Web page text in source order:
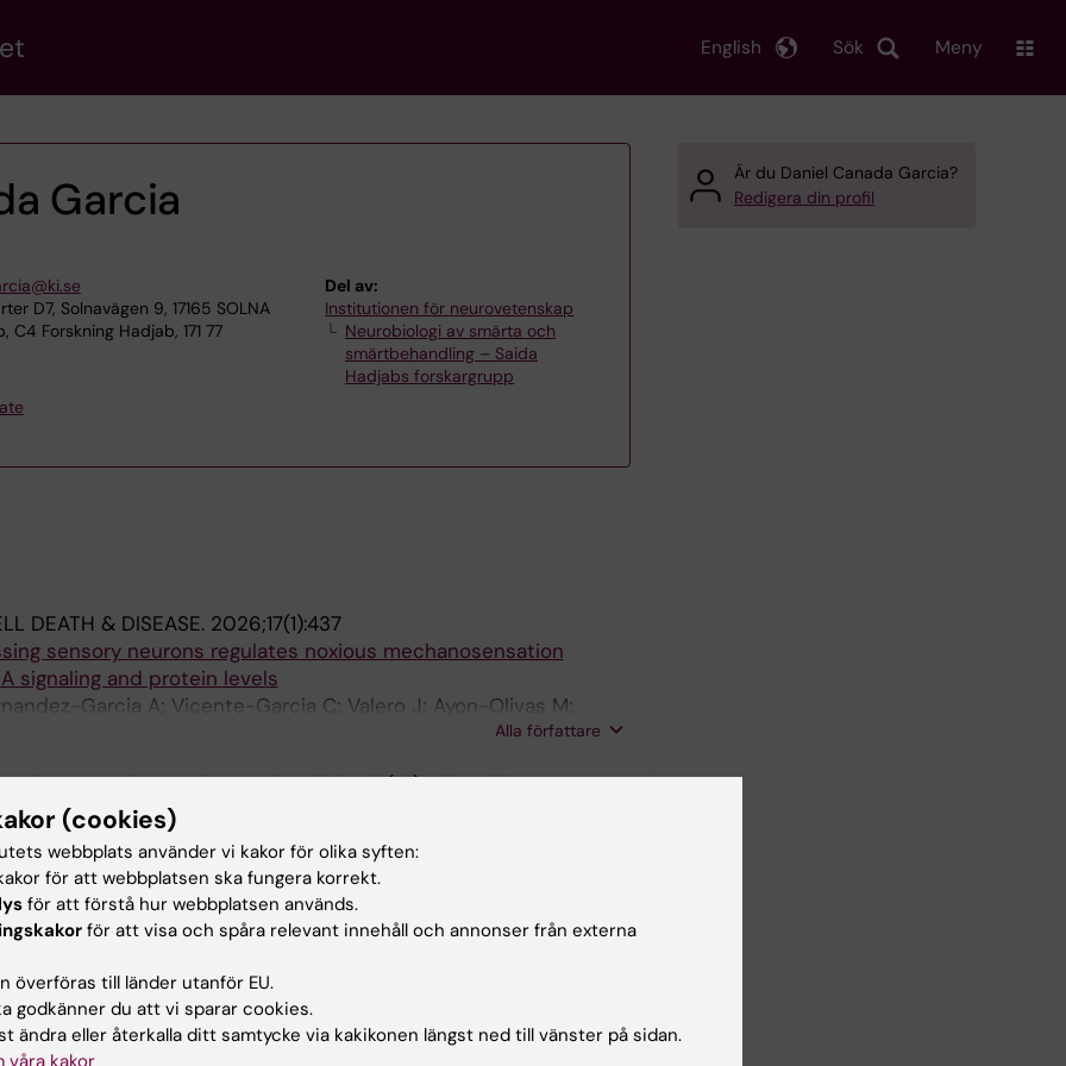
Sök
English Meny
Garcia
D7, Solnavägen 9, 17165 SOLNA
C4 Forskning Hadjab, 171 77
Del av:
Institutionen för neurovetenskap
Neurobiologi av smärta och
smärtbehandling – Saida
Hadjabs forskargrupp
DEATH & DISEASE. 2026;17(1):437
sensory neurons regulates noxious mechanosensation
signaling and protein levels
Garcia A; Vicente-Garcia C; Valero J; Ayon-Olivas M;
Alla författare
AND CARTILAGE.2025;33(10):1180-1193
in mouse sensory ganglia determine a crucial role of
chronification.
Enrique L; Lisa S; Sousa-Valente J; López-García M; Arisi I;
JC
PROTOCOL.2023;13(9):e4667
Procedure for Chemiluminescent Western Blot Quantification
JC
2023;164(3):563-576
Är du Daniel Canada Garcia?
Redigera din profil
(cookies)
webbplats använder vi kakor för olika syften:
för att webbplatsen ska fungera korrekt.
för att förstå hur webbplatsen används.
för att visa och spåra relevant innehåll och annonser från externa
överföras till länder utanför EU.
godkänner du att vi sparar cookies.
ändra eller återkalla ditt samtycke via kakikonen längst ned till vänster på sidan.
våra kakor